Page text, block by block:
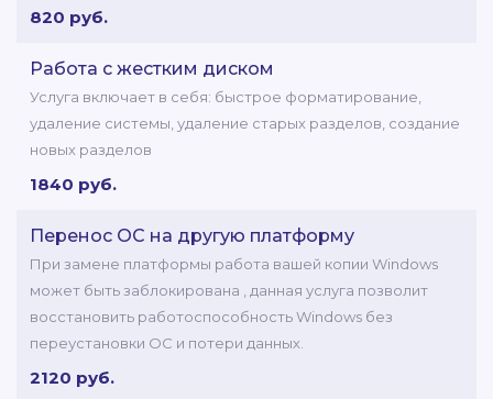
820 руб.
Работа с жестким диском
Услуга включает в себя: быстрое форматирование,
удаление системы, удаление старых разделов, создание
новых разделов
1840 руб.
Перенос ОС на другую платформу
При замене платформы работа вашей копии Windows
может быть заблокирована , данная услуга позволит
восстановить работоспособность Windows без
переустановки ОС и потери данных.
2120 руб.